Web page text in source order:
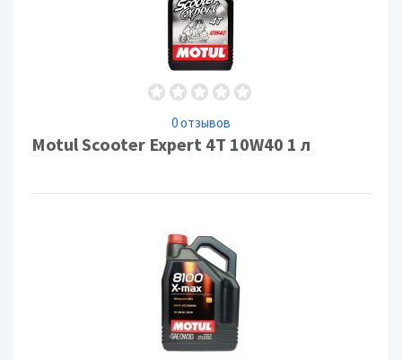
0 отзывов
Motul Scooter Expert 4T 10W40 1 л